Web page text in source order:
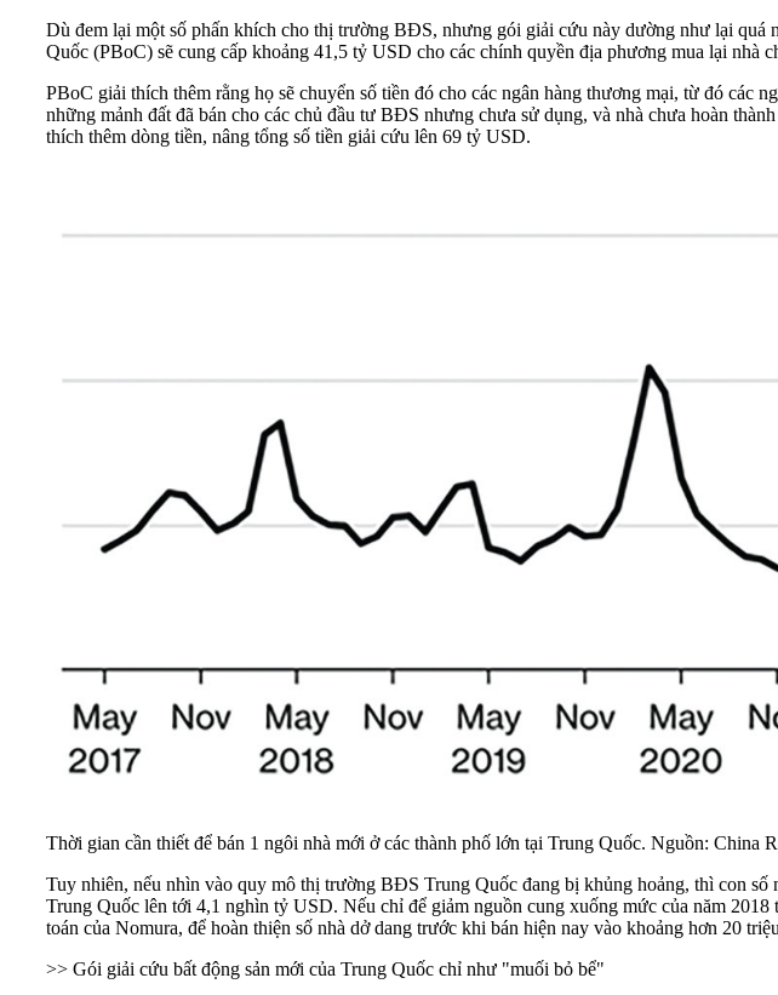
Dù đem lại một số phấn khích cho thị trường BĐS, nhưng gói giải cứu này dường như lại
Quốc (PBoC) sẽ cung cấp khoảng 41,5 tỷ USD cho các chính quyền địa phương mua lại nhà
PBoC giải thích thêm rằng họ sẽ chuyển số tiền đó cho các ngân hàng thương mại, từ đó các
những mảnh đất đã bán cho các chủ đầu tư BĐS nhưng chưa sử dụng, và nhà chưa hoàn
thích thêm dòng tiền, nâng tổng số tiền giải cứu lên 69 tỷ USD.
Thời gian cần thiết để bán 1 ngôi nhà mới ở các thành phố lớn tại Trung Quốc. Nguồn: China
Tuy nhiên, nếu nhìn vào quy mô thị trường BĐS Trung Quốc đang bị khủng hoảng, thì con
Trung Quốc lên tới 4,1 nghìn tỷ USD. Nếu chỉ để giảm nguồn cung xuống mức của năm
toán của Nomura, để hoàn thiện số nhà dở dang trước khi bán hiện nay vào khoảng hơn 20
>> Gói giải cứu bất động sản mới của Trung Quốc chỉ như "muối bỏ bể"